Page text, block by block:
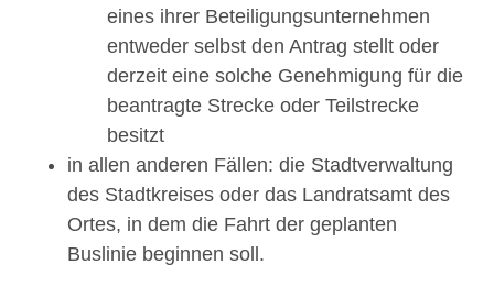
eines ihrer Beteiligungsunternehmen
entweder selbst den Antrag stellt oder
derzeit eine solche Genehmigung für die
beantragte Strecke oder Teilstrecke
besitzt
in allen anderen Fällen: die Stadtverwaltung
des Stadtkreises oder das Landratsamt des
Ortes, in dem die Fahrt der geplanten
Buslinie beginnen soll.